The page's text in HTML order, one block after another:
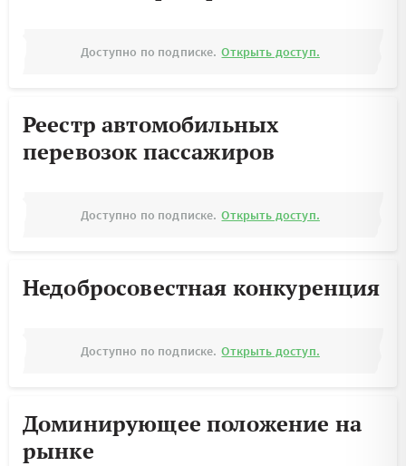
Доступно по подписке. Открыть доступ.
Реестр автомобильных
перевозок пассажиров
Доступно по подписке. Открыть доступ.
Недобросовестная конкуренция
Доступно по подписке. Открыть доступ.
Доминирующее положение на
рынке